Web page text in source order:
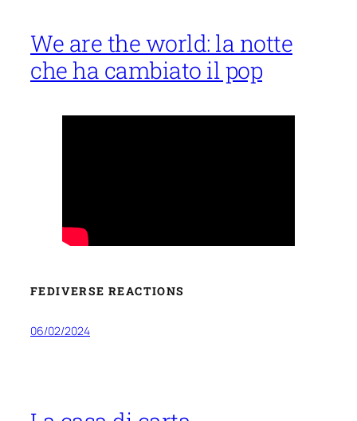
We are the world: la notte
che ha cambiato il pop
FEDIVERSE REACTIONS
06/02/2024